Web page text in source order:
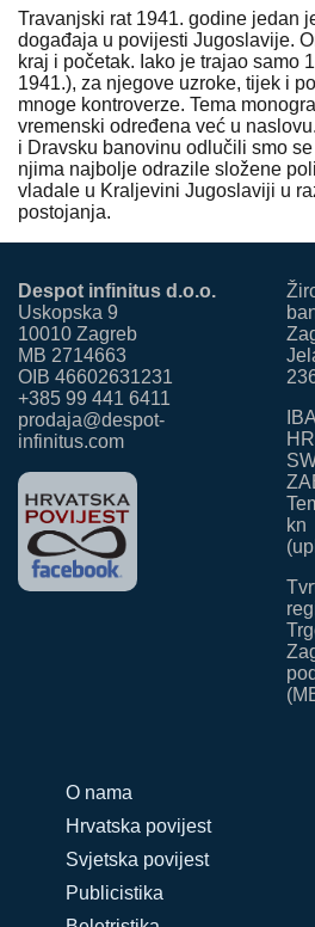
Travanjski rat 1941. godine jedan
događaja u povijesti Jugoslavije.
kraj i početak. Iako je trajao samo
1941.), za njegove uzroke, tijek i
mnoge kontroverze. Tema
vremenski određena već u
i Dravsku banovinu odlučili smo
njima najbolje odrazile složene
vladale u Kraljevini Jugoslaviji u
postojanja.
Despot infinitus d.o.o.
Uskopska 9
10010 Zagreb
MB 2714663
OIB 46602631231
+385 99 441 6411
prodaja@despot-
infinitus.com
kn
O nama
Hrvatska povijest
Svjetska povijest
Publicistika